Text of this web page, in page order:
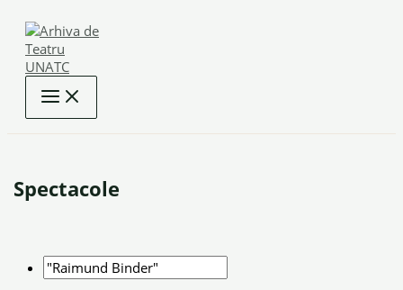
content
Spectacole